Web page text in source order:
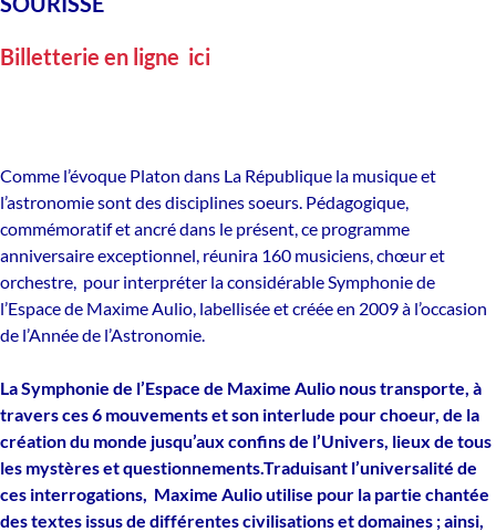
Billetterie en ligne ici
Comme l’évoque Platon dans La République la musique et
l’astronomie sont des disciplines soeurs. Pédagogique,
commémoratif et ancré dans le présent, ce programme
anniversaire exceptionnel, réunira 160 musiciens, chœur et
orchestre, pour interpréter la considérable Symphonie de
l’Espace de Maxime Aulio, labellisée et créée en 2009 à l’occasion
de l’Année de l’Astronomie.
La Symphonie de l’Espace de Maxime Aulio nous transporte, à
travers ces 6 mouvements et son interlude pour choeur, de la
création du monde jusqu’aux confins de l’Univers, lieux de tous
les mystères et questionnements.Traduisant l’universalité de
ces interrogations, Maxime Aulio utilise pour la partie chantée
des textes issus de différentes civilisations et domaines ; ainsi,